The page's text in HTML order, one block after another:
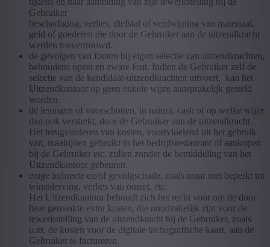
Gebruiker
beschadiging, verlies, diefstal of verdwijning van materiaal,
geld of goederen die door de Gebruiker aan de uitzendkracht
werden toevertrouwd.
de gevolgen van fouten bij eigen selectie van uitzendkrachten,
behoudens opzet en zware fout. Indien de Gebruiker zelf de
selectie van de kandidaat-uitzendkrachten uitvoert, kan het
Uitzendkantoor op geen enkele wijze aansprakelijk gesteld
worden.
de leningen of voorschotten, in natura, cash of op welke wijze
dan ook verstrekt, door de Gebruiker aan de uitzendkracht.
Het terugvorderen van kosten, voortvloeiend uit het gebruik
van, maaltijden gebruikt in het bedrijfsrestaurant of aankopen
bij de Gebruiker etc. zullen zonder de bemiddeling van het
Uitzendkantoor gebeuren.
enige indirecte en/of gevolgschade, zoals maar niet beperkt tot
winstderving, verlies van omzet, etc.
Het Uitzendkantoor behoudt zich het recht voor om de door
haar gemaakte extra kosten, die noodzakelijk zijn voor de
tewerkstelling van de uitzendkracht bij de Gebruiker, zoals
o.m. de kosten voor de digitale tachografische kaart, aan de
Gebruiker te factureren.